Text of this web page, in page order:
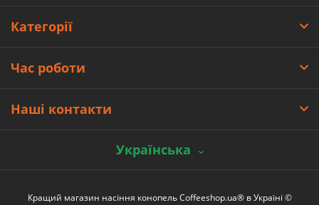
Категорії
Час роботи
Наші контакти
Українська
Кращий магазин насіння конопель Coffeeshop.ua® в Україні ©